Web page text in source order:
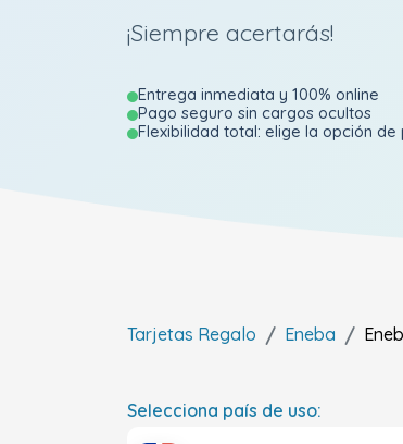
¡Siempre acertarás!
Entrega inmediata y 100% online
Pago seguro sin cargos ocultos
Flexibilidad total: elige la opción
Tarjetas Regalo Eneba
Selecciona país de uso: